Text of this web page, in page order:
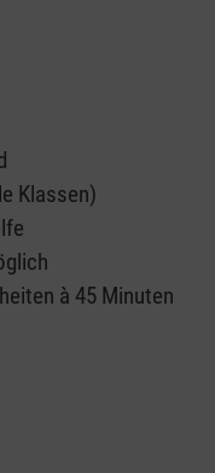
Klassen)
à 45 Minuten